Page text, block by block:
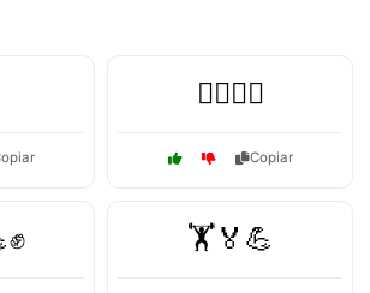
🏄‍♂️🌊💪
Copiar
🏋️🏅💪